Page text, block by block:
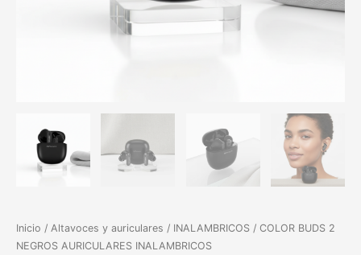
Inicio / Altavoces y auriculares / INALAMBRICOS / COLOR BUDS 2
NEGROS AURICULARES INALAMBRICOS